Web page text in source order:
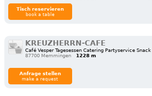
Tisch reservieren
book a table
KREUZHERRN-CAFE
Café Vesper Tagesessen Catering Partyservice Snack
87700 Memmingen
1228 m
Anfrage stellen
make a request